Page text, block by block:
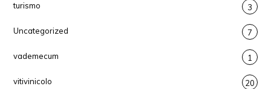
turismo 3
Uncategorized 7
vademecum 1
vitivinicolo 20